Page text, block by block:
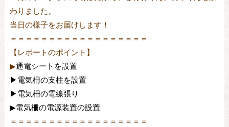
わりました。
当日の様子をお届けします！
＝＝＝＝＝＝＝＝＝＝＝＝＝＝＝＝＝＝
【レポートのポイント】
▶︎通電シートを設置
▶︎電気柵の支柱を設置
▶︎電気柵の電線張り
▶︎電気柵の電源装置の設置
＝＝＝＝＝＝＝＝＝＝＝＝＝＝＝＝＝＝